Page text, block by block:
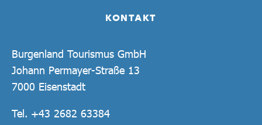
KONTAKT
Burgenland Tourismus GmbH
Johann Permayer-Straße 13
7000 Eisenstadt
Tel. +43 2682 63384